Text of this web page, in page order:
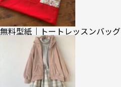
無料型紙｜トートレッスンバッグ